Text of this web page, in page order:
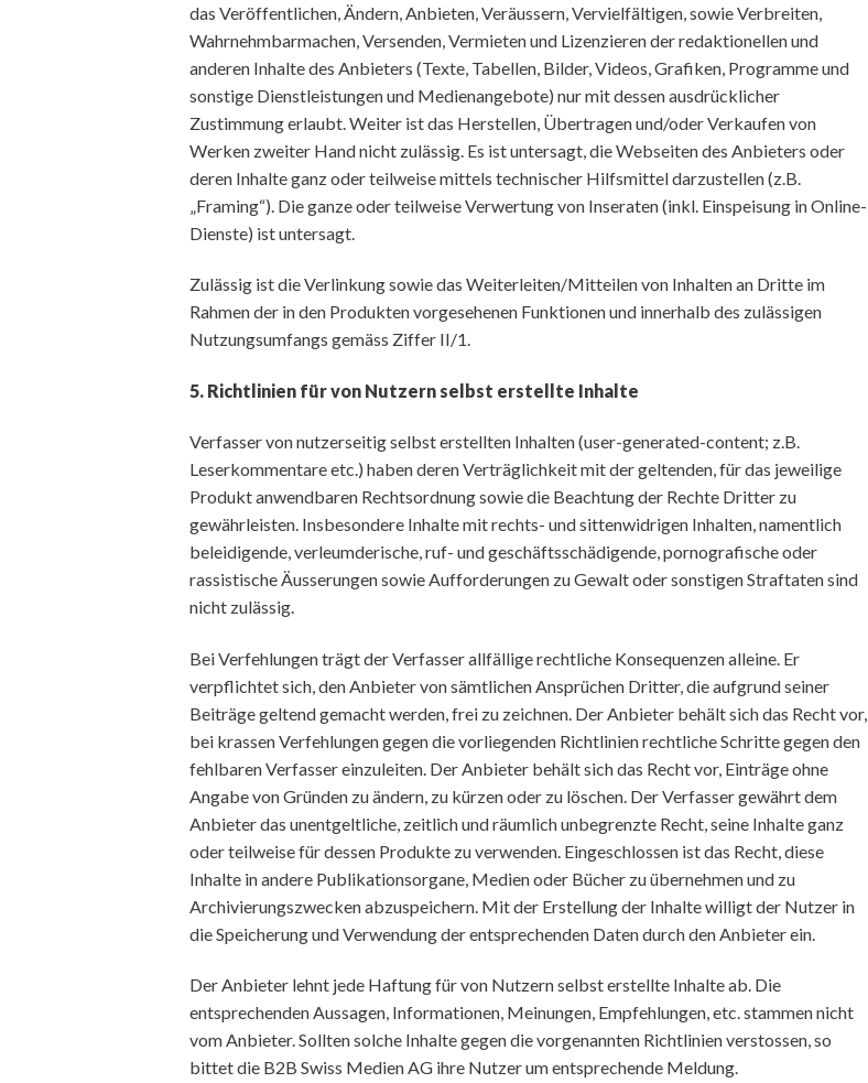
das Veröffentlichen, Ändern, Anbieten, Veräussern, Vervielfältigen, sowie Verbreiten,
Wahrnehmbarmachen, Versenden, Vermieten und Lizenzieren der redaktionellen und
anderen Inhalte des Anbieters (Texte, Tabellen, Bilder, Videos, Grafiken, Programme und
sonstige Dienstleistungen und Medienangebote) nur mit dessen ausdrücklicher
Zustimmung erlaubt. Weiter ist das Herstellen, Übertragen und/oder Verkaufen von
Werken zweiter Hand nicht zulässig. Es ist untersagt, die Webseiten des Anbieters oder
deren Inhalte ganz oder teilweise mittels technischer Hilfsmittel darzustellen (z.B.
„Framing“). Die ganze oder teilweise Verwertung von Inseraten (inkl. Einspeisung in Online-
Dienste) ist untersagt.
Zulässig ist die Verlinkung sowie das Weiterleiten/Mitteilen von Inhalten an Dritte im
Rahmen der in den Produkten vorgesehenen Funktionen und innerhalb des zulässigen
Nutzungsumfangs gemäss Ziffer II/1.
5. Richtlinien für von Nutzern selbst erstellte Inhalte
Verfasser von nutzerseitig selbst erstellten Inhalten (user-generated-content; z.B.
Leserkommentare etc.) haben deren Verträglichkeit mit der geltenden, für das jeweilige
Produkt anwendbaren Rechtsordnung sowie die Beachtung der Rechte Dritter zu
gewährleisten. Insbesondere Inhalte mit rechts- und sittenwidrigen Inhalten, namentlich
beleidigende, verleumderische, ruf- und geschäftsschädigende, pornografische oder
rassistische Äusserungen sowie Aufforderungen zu Gewalt oder sonstigen Straftaten sind
nicht zulässig.
Bei Verfehlungen trägt der Verfasser allfällige rechtliche Konsequenzen alleine. Er
verpflichtet sich, den Anbieter von sämtlichen Ansprüchen Dritter, die aufgrund seiner
Beiträge geltend gemacht werden, frei zu zeichnen. Der Anbieter behält sich das Recht vor,
bei krassen Verfehlungen gegen die vorliegenden Richtlinien rechtliche Schritte gegen den
fehlbaren Verfasser einzuleiten. Der Anbieter behält sich das Recht vor, Einträge ohne
Angabe von Gründen zu ändern, zu kürzen oder zu löschen. Der Verfasser gewährt dem
Anbieter das unentgeltliche, zeitlich und räumlich unbegrenzte Recht, seine Inhalte ganz
oder teilweise für dessen Produkte zu verwenden. Eingeschlossen ist das Recht, diese
Inhalte in andere Publikationsorgane, Medien oder Bücher zu übernehmen und zu
Archivierungszwecken abzuspeichern. Mit der Erstellung der Inhalte willigt der Nutzer in
die Speicherung und Verwendung der entsprechenden Daten durch den Anbieter ein.
Der Anbieter lehnt jede Haftung für von Nutzern selbst erstellte Inhalte ab. Die
entsprechenden Aussagen, Informationen, Meinungen, Empfehlungen, etc. stammen nicht
vom Anbieter. Sollten solche Inhalte gegen die vorgenannten Richtlinien verstossen, so
bittet die B2B Swiss Medien AG ihre Nutzer um entsprechende Meldung.